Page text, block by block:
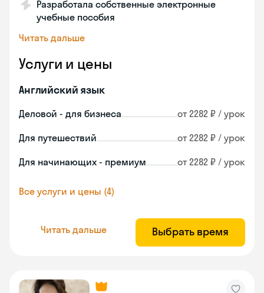
Разработала собственные электронные
учебные пособия
Читать дальше
Услуги и цены
Английский язык
Деловой - для бизнеса от 2282 ₽ / урок
Для путешествий от 2282 ₽ / урок
Для начинающих - премиум от 2282 ₽ / урок
Все услуги и цены (4)
Читать дальше Выбрать время